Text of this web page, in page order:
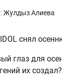
Жулдыз Алиева
снял
глаз для
их создал?